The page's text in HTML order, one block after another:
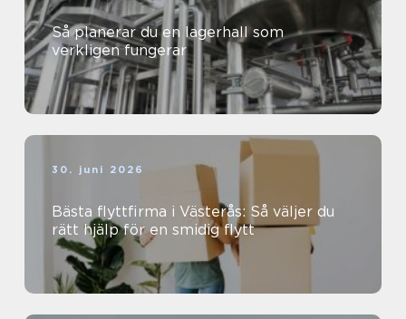
Så planerar du en lagerhall som
verkligen fungerar
30. juni 2026
Bästa flyttfirma i Västerås: Så väljer du
rätt hjälp för en smidig flytt